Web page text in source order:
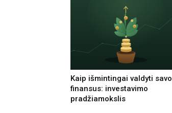
Kaip išmintingai valdyti savo
finansus: investavimo
pradžiamokslis